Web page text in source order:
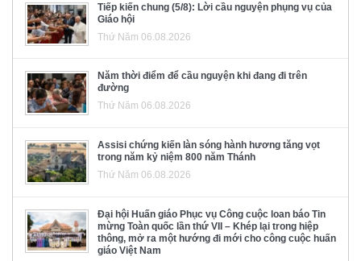
Tiếp kiến chung (5/8): Lời cầu nguyện phụng vụ của
Giáo hội
Thứ Năm 06.08.2026
Năm thời điểm để cầu nguyện khi đang đi trên
đường
Thứ Năm 06.08.2026
Assisi chứng kiến làn sóng hành hương tăng vọt
trong năm kỷ niệm 800 năm Thánh
Thứ Năm 06.08.2026
Đại hội Huấn giáo Phục vụ Công cuộc loan báo Tin
mừng Toàn quốc lần thứ VII – Khép lại trong hiệp
thông, mở ra một hướng đi mới cho công cuộc huấn
giáo Việt Nam